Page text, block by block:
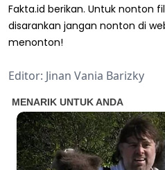
Fakta.id berikan. Untuk nonton
disarankan jangan nonton di
menonton!
Editor: Jinan Vania Barizky